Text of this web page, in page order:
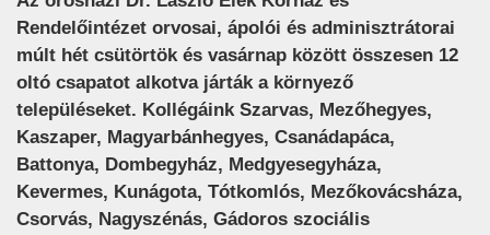
Rendelőintézet orvosai, ápolói és adminisztrátorai
múlt hét csütörtök és vasárnap között összesen 12
oltó csapatot alkotva járták a környező
településeket. Kollégáink Szarvas, Mezőhegyes,
Kaszaper, Magyarbánhegyes, Csanádapáca,
Battonya, Dombegyház, Medgyesegyháza,
Kevermes, Kunágota, Tótkomlós, Mezőkovácsháza,
Csorvás, Nagyszénás, Gádoros szociális